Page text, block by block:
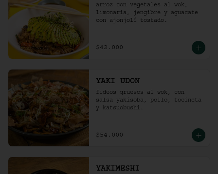
arroz con vegetales al wok,
limonaria, jengibre y aguacate
con ajonjolí tostado.
$42.000
YAKI UDON
fideos gruesos al wok, con
salsa yakisoba, pollo, tocineta
y katsuobushi.
$54.000
YAKIMESHI